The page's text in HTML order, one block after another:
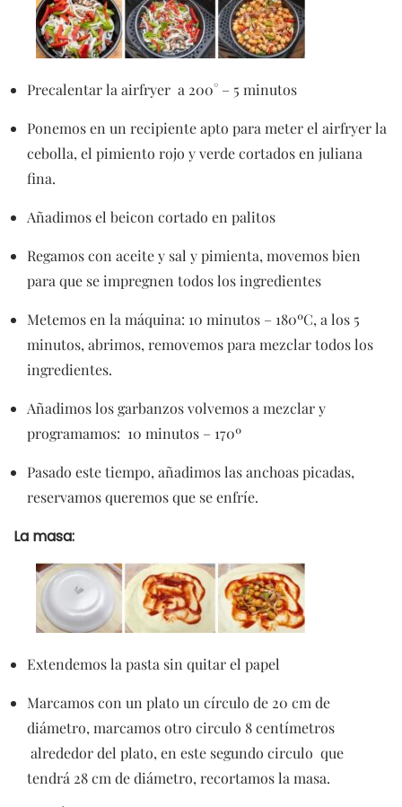
Precalentar la airfryer a 200° – 5 minutos
Ponemos en un recipiente apto para meter el airfryer la
cebolla, el pimiento rojo y verde cortados en juliana
fina.
Añadimos el beicon cortado en palitos
Regamos con aceite y sal y pimienta, movemos bien
para que se impregnen todos los ingredientes
Metemos en la máquina: 10 minutos – 180ºC, a los 5
minutos, abrimos, removemos para mezclar todos los
ingredientes.
Añadimos los garbanzos volvemos a mezclar y
programamos: 10 minutos – 170º
Pasado este tiempo, añadimos las anchoas picadas,
reservamos queremos que se enfríe.
La masa:
Extendemos la pasta sin quitar el papel
Marcamos con un plato un círculo de 20 cm de
diámetro, marcamos otro circulo 8 centímetros
alrededor del plato, en este segundo circulo que
tendrá 28 cm de diámetro, recortamos la masa.